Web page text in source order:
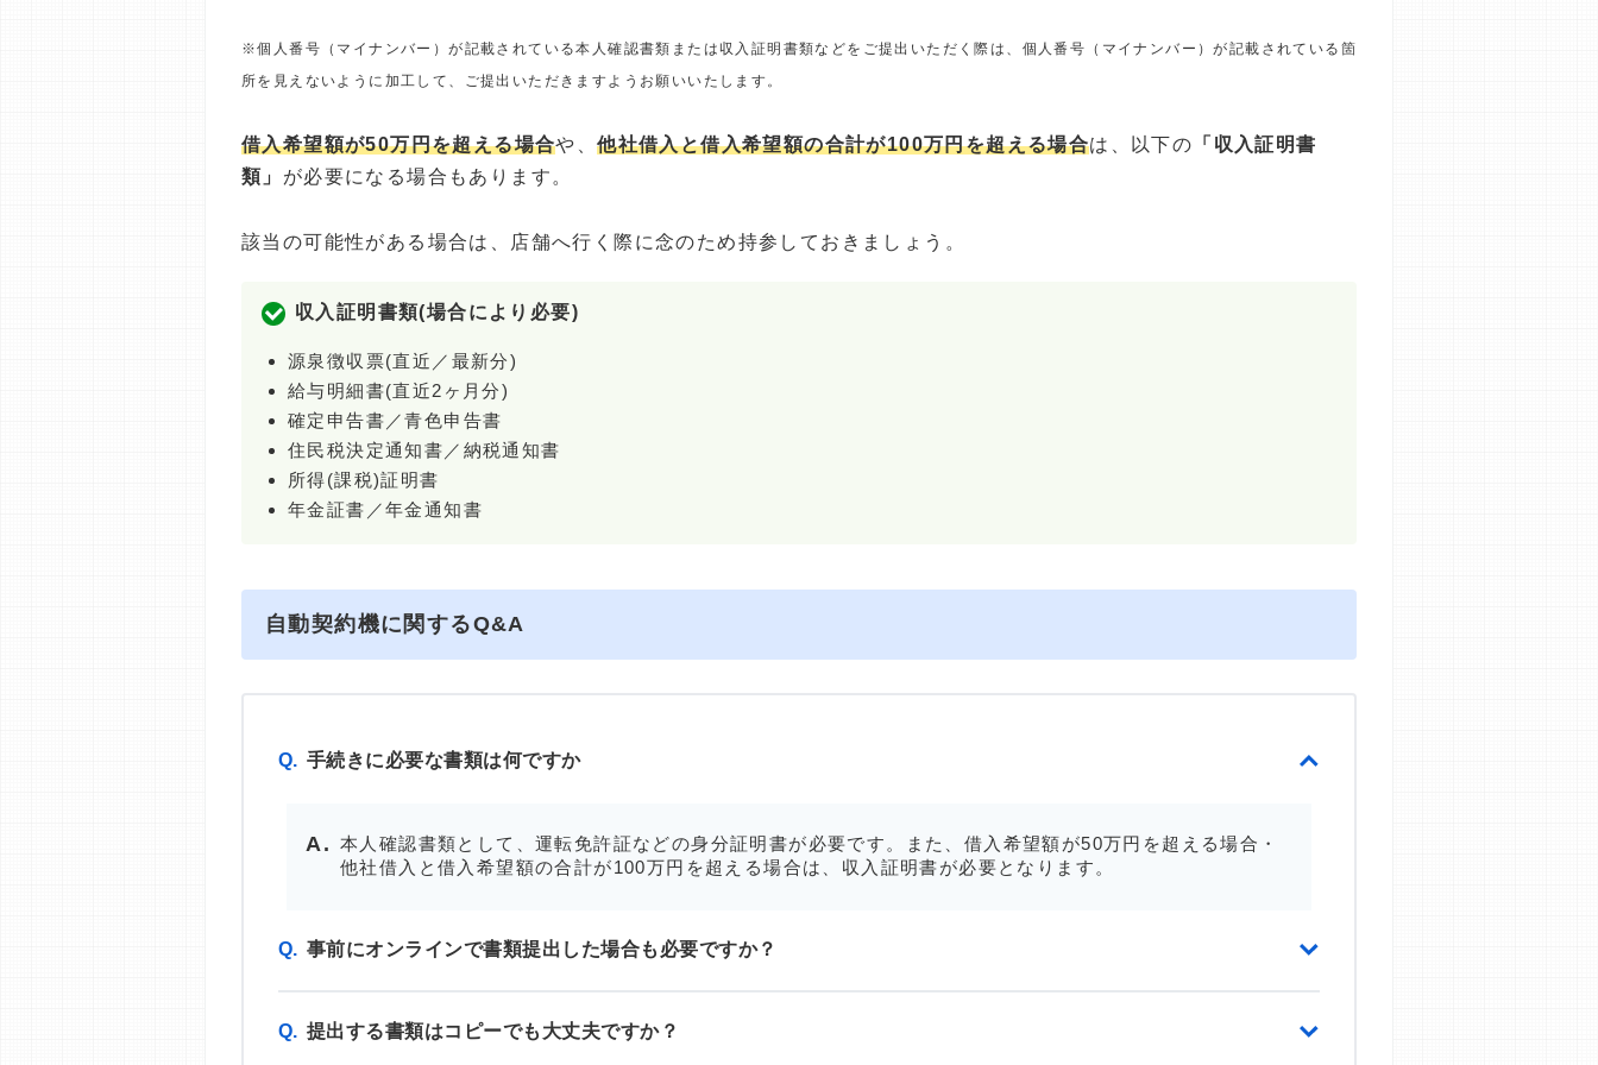
※個人番号（マイナンバー）が記載されている本人確認書類または収入証明書類などをご提出いただく際は、個人番号（マイナンバー）が記載されている箇
所を見えないように加工して、ご提出いただきますようお願いいたします。
借入希望額が50万円を超える場合や、他社借入と借入希望額の合計が100万円を超える場合は、以下の 「収入証明書
類」 が必要になる場合もあります。
該当の可能性がある場合は、店舗へ行く際に念のため持参しておきましょう。
収入証明書類(場合により必要)
源泉徴収票(直近／最新分)
給与明細書(直近2ヶ月分)
確定申告書／青色申告書
住民税決定通知書／納税通知書
所得(課税)証明書
年金証書／年金通知書
自動契約機に関するQ&A
Q. 手続きに必要な書類は何ですか
本人確認書類として、運転免許証などの身分証明書が必要です。また、借入希望額が50万円を超える場合・
他社借入と借入希望額の合計が100万円を超える場合は、収入証明書が必要となります。
Q. 事前にオンラインで書類提出した場合も必要ですか？
Q. 提出する書類はコピーでも大丈夫ですか？